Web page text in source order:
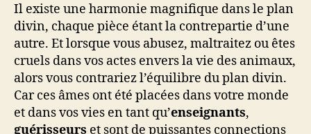
Il existe une harmonie magnifique dans le plan
divin, chaque pièce étant la contrepartie d’une
autre. Et lorsque vous abusez, maltraitez ou êtes
cruels dans vos actes envers la vie des animaux,
alors vous contrariez l’équilibre du plan divin.
Car ces âmes ont été placées dans votre monde
et dans vos vies en tant qu’enseignants,
guérisseurs et sont de puissantes connections